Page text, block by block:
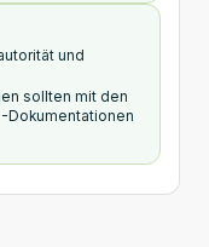
und
sollten mit den
Dokumentationen